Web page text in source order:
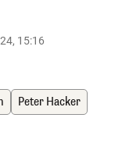
15:16
Peter Hacker